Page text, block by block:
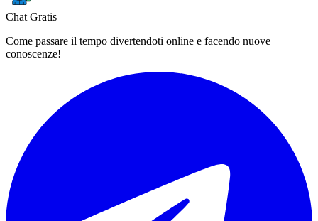
Chat Gratis
Come passare il tempo divertendoti online e facendo nuove
conoscenze!